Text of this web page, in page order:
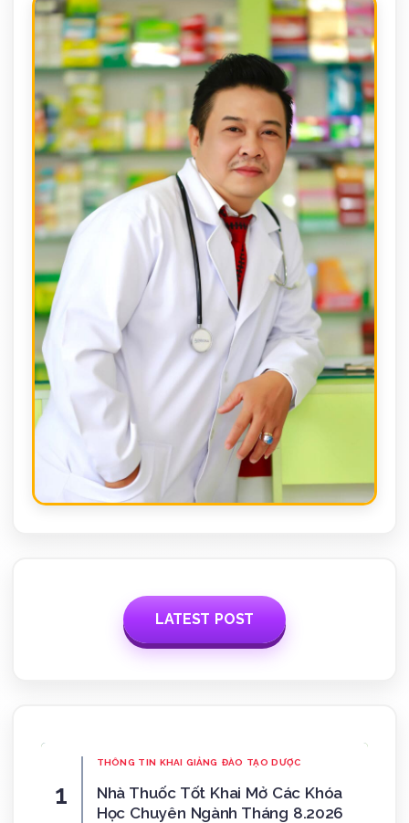
LATEST POST
THÔNG TIN KHAI GIẢNG ĐÀO TẠO DƯỢC
Nhà Thuốc Tốt Khai Mở Các Khóa
Học Chuyên Ngành Tháng 8.2026